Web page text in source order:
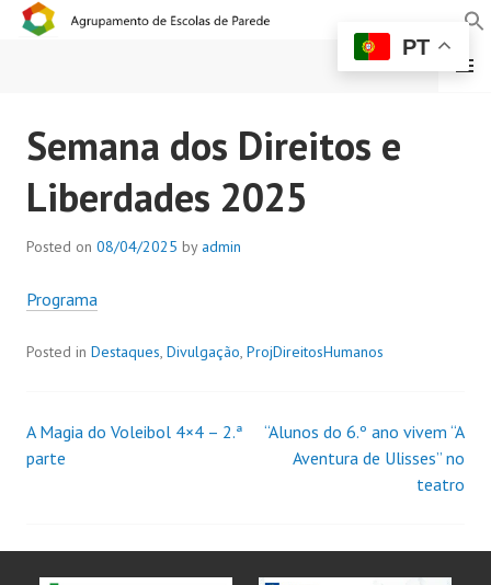
AGRUPAMENTO DE
ESCOLAS DE PAREDE
MENU
Semana dos Direitos e
Liberdades 2025
Posted on 08/04/2025 by admin
Programa
Posted in Destaques, Divulgação, ProjDireitosHumanos
A Magia do Voleibol 4×4 – 2.ª
parte
“Alunos do 6.º ano vivem “A
Aventura de Ulisses” no
teatro
PT